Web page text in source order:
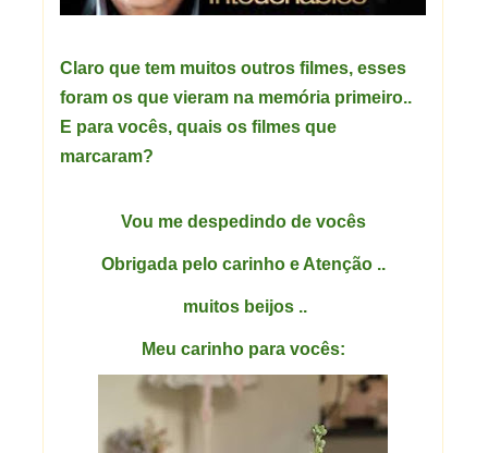
Claro que tem muitos outros filmes, esses
foram os que vieram na memória primeiro..
E para vocês, quais os filmes que
marcaram?
Vou me despedindo de vocês
Obrigada pelo carinho e Atenção ..
muitos beijos ..
Meu carinho para vocês: